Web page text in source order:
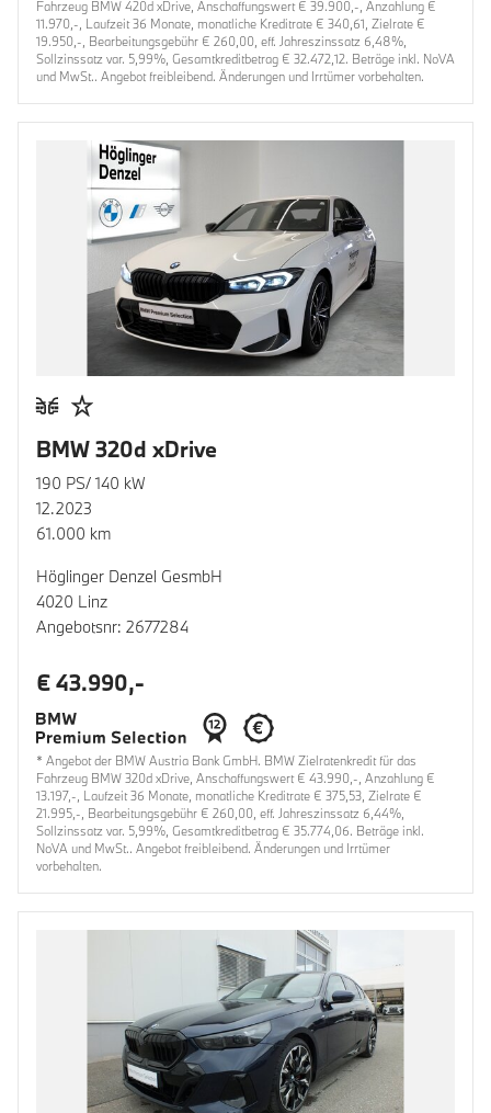
Fahrzeug BMW 420d xDrive, Anschaffungswert € 39.900,-, Anzahlung €
11.970,-, Laufzeit 36 Monate, monatliche Kreditrate € 340,61, Zielrate €
19.950,-, Bearbeitungsgebühr € 260,00, eff. Jahreszinssatz 6,48%,
Sollzinssatz var. 5,99%, Gesamtkreditbetrag € 32.472,12. Beträge inkl. NoVA
und MwSt.. Angebot freibleibend. Änderungen und Irrtümer vorbehalten.
BMW 320d xDrive
190 PS/ 140 kW
12.2023
61.000 km
Höglinger Denzel GesmbH
4020 Linz
Angebotsnr: 2677284
€ 43.990,-
* Angebot der BMW Austria Bank GmbH. BMW Zielratenkredit für das
Fahrzeug BMW 320d xDrive, Anschaffungswert € 43.990,-, Anzahlung €
13.197,-, Laufzeit 36 Monate, monatliche Kreditrate € 375,53, Zielrate €
21.995,-, Bearbeitungsgebühr € 260,00, eff. Jahreszinssatz 6,44%,
Sollzinssatz var. 5,99%, Gesamtkreditbetrag € 35.774,06. Beträge inkl.
NoVA und MwSt.. Angebot freibleibend. Änderungen und Irrtümer
vorbehalten.